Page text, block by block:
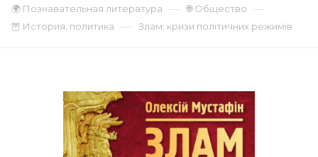
🌍 Познавательная литература — 🌐 Общество —
🦉 История, политика — Злам: кризи політичних режимів